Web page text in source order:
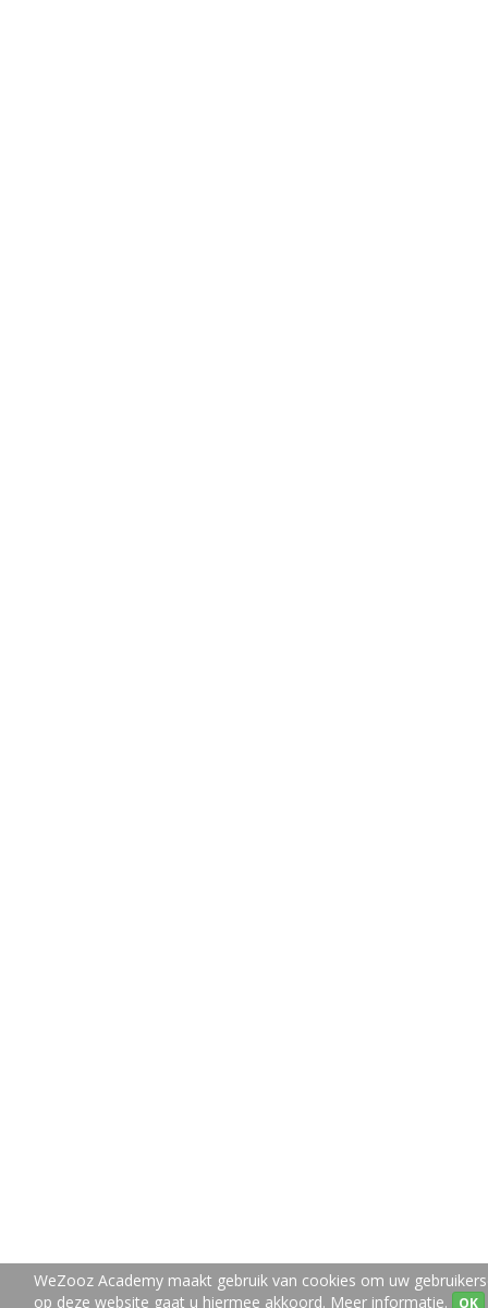
WeZooz Academy maakt gebruik van cookies om uw
op deze website gaat u hiermee akkoord. Meer informatie. OK